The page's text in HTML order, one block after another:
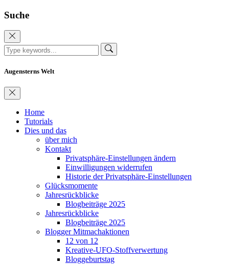
Suche
Augensterns Welt
Home
Tutorials
Dies und das
über mich
Kontakt
Privatsphäre-Einstellungen ändern
Einwilligungen widerrufen
Historie der Privatsphäre-Einstellungen
Glücksmomente
Jahresrückblicke
Blogbeiträge 2025
Jahresrückblicke
Blogbeiträge 2025
Blogger Mitmachaktionen
12 von 12
Kreative-UFO-Stoffverwertung
Bloggeburtstag